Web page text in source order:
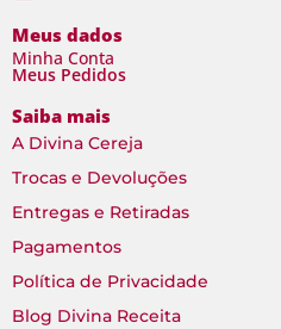
Meus dados
Minha Conta
Meus Pedidos
Saiba mais
A Divina Cereja
Trocas e Devoluções
Entregas e Retiradas
Pagamentos
Política de Privacidade
Blog Divina Receita